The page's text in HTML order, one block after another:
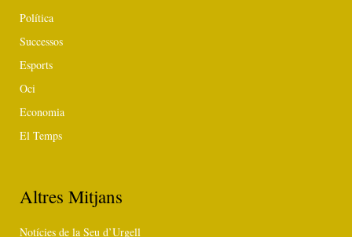
Política
Successos
Esports
Oci
Economia
El Temps
Altres Mitjans
Notícies de la Seu d’Urgell